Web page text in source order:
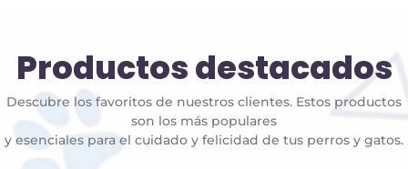
Productos destacados
Descubre los favoritos de nuestros clientes. Estos productos
son los más populares
y esenciales para el cuidado y felicidad de tus perros y gatos.